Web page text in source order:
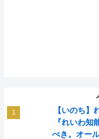
【いのち】
『れいわ知
べき。オー